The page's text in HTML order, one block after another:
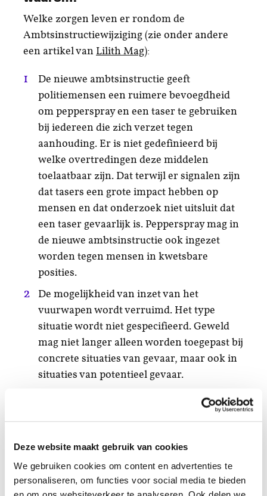
Deze website maakt gebruik van cookies
We gebruiken cookies om content en advertenties te
personaliseren, om functies voor social media te bieden
Welke zorgen leven er rondom de
Ambtsinstructiewijziging (zie onder andere
een artikel van Lilith Mag):
De nieuwe ambtsinstructie geeft
politiemensen een ruimere bevoegdheid
om pepperspray en een taser te gebruiken
bij iedereen die zich verzet tegen
aanhouding. Er is niet gedefinieerd bij
welke overtredingen deze middelen
toelaatbaar zijn. Dat terwijl er signalen zijn
dat tasers een grote impact hebben op
mensen en dat onderzoek niet uitsluit dat
een taser gevaarlijk is. Pepperspray mag in
de nieuwe ambtsinstructie ook ingezet
worden tegen mensen in kwetsbare
posities.
De mogelijkheid van inzet van het
vuurwapen wordt verruimd. Het type
situatie wordt niet gespecifieerd. Geweld
mag niet langer alleen worden toegepast bij
concrete situaties van gevaar, maar ook in
situaties van potentieel gevaar.
Er lijkt van uit te worden gegaan dat
agenten zich altijd correct gedragen en
het gebruik van excessief geweld niet
voorkomen.
Over het geheel gezien worden door de